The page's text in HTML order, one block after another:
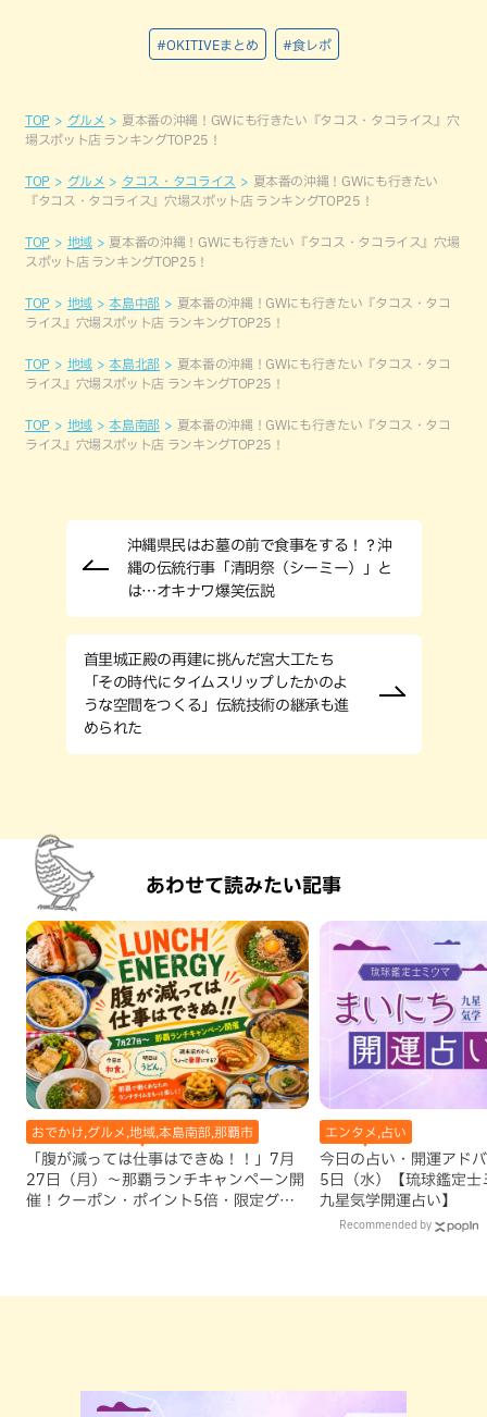
#OKITIVEまとめ #食レポ
TOP グルメ
夏本番の沖縄！GWにも行きたい『タコス・タコライス』穴
場スポット店 ランキングTOP25！
TOP グルメ タコス・タコライス
夏本番の沖縄！GWにも行きたい
『タコス・タコライス』穴場スポット店 ランキングTOP25！
TOP 地域
夏本番の沖縄！GWにも行きたい『タコス・タコライス』穴場
スポット店 ランキングTOP25！
TOP 地域 本島中部
夏本番の沖縄！GWにも行きたい『タコス・タコ
ライス』穴場スポット店 ランキングTOP25！
TOP 地域 本島北部
夏本番の沖縄！GWにも行きたい『タコス・タコ
ライス』穴場スポット店 ランキングTOP25！
TOP 地域 本島南部
夏本番の沖縄！GWにも行きたい『タコス・タコ
ライス』穴場スポット店 ランキングTOP25！
沖縄県民はお墓の前で食事をする！？沖
縄の伝統行事「清明祭（シーミー）」と
は…オキナワ爆笑伝説
首里城正殿の再建に挑んだ宮大工たち
「その時代にタイムスリップしたかのよ
うな空間をつくる」伝統技術の継承も進
められた
あわせて読みたい記事
おでかけ,グルメ,地域,本島南部,那覇市
「腹が減っては仕事はできぬ！！」7月
27日（月）〜那覇ランチキャンペーン開
催！クーポン・ポイント5倍・限定グッ
エンタメ,占い
今日の占い・開運アド
5日（水）【琉球鑑定士
九星気学開運占い】
Recommended by